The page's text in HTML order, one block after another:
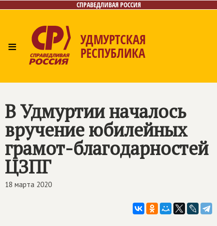
СПРАВЕДЛИВАЯ РОССИЯ
≡ УДМУРТСКАЯ
РЕСПУБЛИКА
В Удмуртии началось
вручение юбилейных
грамот-благодарностей
ЦЗПГ
18 марта 2020